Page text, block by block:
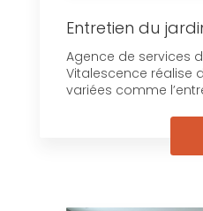
Entretien du
Agence de services
Vitalescence réalise
variées comme